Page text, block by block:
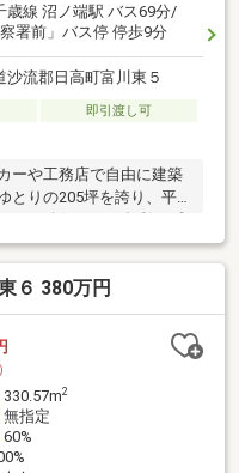
歳線 沼ノ端駅 バス69分/
察署前」バス停 停歩9分
沙流郡日高町富川東５
即引渡し可
ーや工務店で自由に建築
とりの205坪を誇り、平
スの確保など、多彩なプ
地ならではの開放感と良
も取りやすく、プライバ
。将来のライフスタイル
満ちた土地です。
６ 380万円
330.57m2
無指定
60%